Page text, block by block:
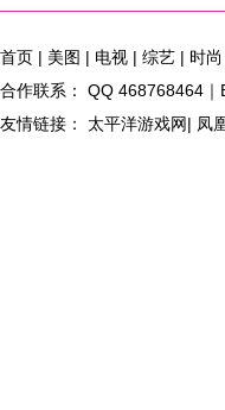
首页 | 美图 | 电视 | 综艺 | 时尚
合作联系： QQ 468768464
友情链接： 太平洋游戏网| 凤